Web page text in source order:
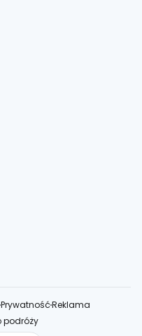
PrywatnośćReklama
podróży